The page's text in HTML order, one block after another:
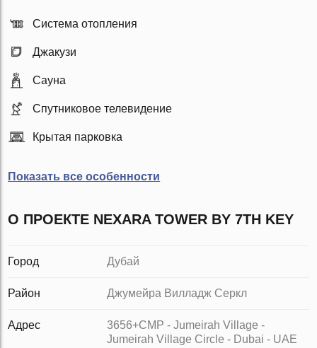
Система отопления
Джакузи
Сауна
Спутниковое телевидение
Крытая парковка
Показать все особенности
О ПРОЕКТЕ NEXARA TOWER BY 7TH KEY
Город Дубай
Район Джумейра Вилладж Серкл
Адрес
3656+CMP - Jumeirah Village -
Jumeirah Village Circle - Dubai - UAE